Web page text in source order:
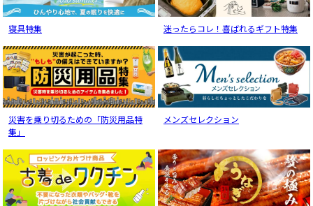
寝具特集 迷ったらコレ！喜ばれるギフト特集
災害を乗り切るための「防災用品特
集」
メンズセレクション